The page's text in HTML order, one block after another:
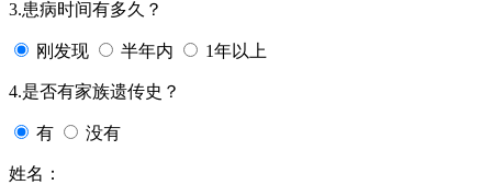
3.患病时间有多久？
刚发现 半年内 1年以上
4.是否有家族遗传史？
有 没有
姓名：